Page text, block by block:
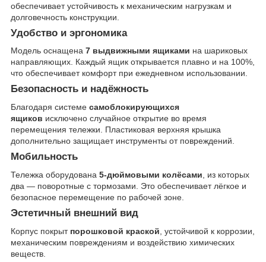
обеспечивает устойчивость к механическим нагрузкам и
долговечность конструкции.
Удобство и эргономика
Модель оснащена 7 выдвижными ящиками на шариковых
направляющих. Каждый ящик открывается плавно и на 100%,
что обеспечивает комфорт при ежедневном использовании.
Безопасность и надёжность
Благодаря системе самоблокирующихся
ящиков исключено случайное открытие во время
перемещения тележки. Пластиковая верхняя крышка
дополнительно защищает инструменты от повреждений.
Мобильность
Тележка оборудована 5-дюймовыми колёсами , из которых
два — поворотные с тормозами. Это обеспечивает лёгкое и
безопасное перемещение по рабочей зоне.
Эстетичный внешний вид
Корпус покрыт порошковой краской , устойчивой к коррозии,
механическим повреждениям и воздействию химических
веществ.